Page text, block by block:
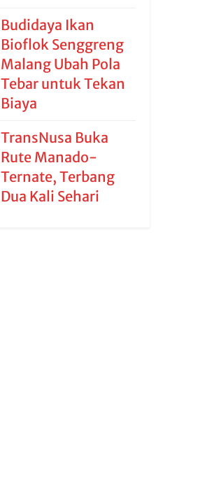
Budidaya Ikan
Bioflok Senggreng
Malang Ubah Pola
Tebar untuk Tekan
Biaya
TransNusa Buka
Rute Manado-
Ternate, Terbang
Dua Kali Sehari